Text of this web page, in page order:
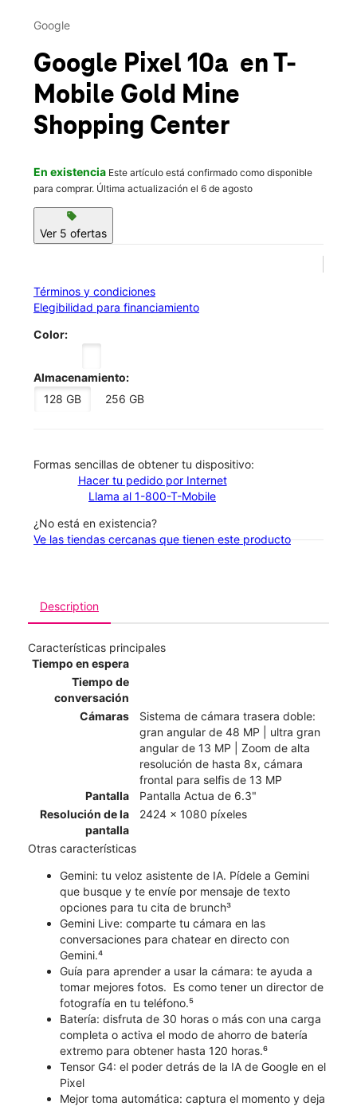
Jue.:
420 Walmart Way Ste C Dahlonega, GA 30533
Google
Google Pixel 10a en T-
Mobile Gold Mine
Shopping Center
En existencia Este artículo está confirmado como disponible
para comprar. Última actualización el 6 de agosto
sell
Ver 5 ofertas
Términos y condiciones
Elegibilidad para financiamiento
Color:
Almacenamiento:
128 GB
256 GB
​​​​​​​Formas sencillas de obtener tu dispositivo:
Hacer tu pedido por Internet
Llama al 1-800-T-Mobile
¿No está en existencia?
Ve las tiendas cercanas que tienen este producto
Description
Características principales
Tiempo en espera
Tiempo de
conversación
Cámaras
Sistema de cámara trasera doble:
gran angular de 48 MP | ultra gran
angular de 13 MP | Zoom de alta
resolución de hasta 8x, cámara
frontal para selfis de 13 MP
Pantalla
Pantalla Actua de 6.3"
Resolución de la
pantalla
2424 x 1080 píxeles
Otras características
Gemini: tu veloz asistente de IA. Pídele a Gemini
que busque y te envíe por mensaje de texto
opciones para tu cita de brunch³
Gemini Live: comparte tu cámara en las
conversaciones para chatear en directo con
Gemini.⁴
Guía para aprender a usar la cámara: te ayuda a
tomar mejores fotos. Es como tener un director de
fotografía en tu teléfono.⁵
Batería: disfruta de 30 horas o más con una carga
completa o activa el modo de ahorro de batería
extremo para obtener hasta 120 horas.⁶
Tensor G4: el poder detrás de la IA de Google en el
Pixel
​​​​​​​Mejor toma automática: captura el momento y deja